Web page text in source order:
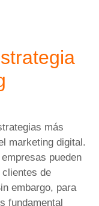
más
marketing digital.
pueden
de
embargo, para
fundamental